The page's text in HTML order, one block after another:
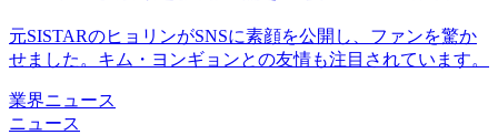
元SISTARのヒョリンがSNSに素顔を公開し、ファンを驚か
せました。キム・ヨンギョンとの友情も注目されています。
業界ニュース
ニュース